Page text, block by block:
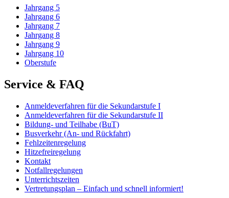
Jahrgang 5
Jahrgang 6
Jahrgang 7
Jahrgang 8
Jahrgang 9
Jahrgang 10
Oberstufe
Service & FAQ
Anmeldeverfahren für die Sekundarstufe I
Anmeldeverfahren für die Sekundarstufe II
Bildung- und Teilhabe (BuT)
Busverkehr (An- und Rückfahrt)
Fehlzeitenregelung
Hitzefreiregelung
Kontakt
Notfallregelungen
Unterrichtszeiten
Vertretungsplan – Einfach und schnell informiert!